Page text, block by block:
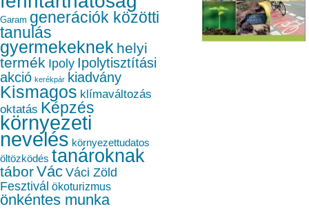
Garam generációk közötti
tanulás
gyermekeknek helyi
termék Ipoly Ipolytisztítási
akció kerékpár kiadvány
Kismagos klímaváltozás
oktatás Képzés
környezeti
nevelés környezettudatos
öltözködés tanároknak
táborVác Váci Zöld
Fesztivál ökoturizmus
önkéntes munka